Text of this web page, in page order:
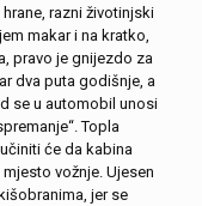
razni životinjski
makar i na kratko,
pravo je gnijezdo za
dva puta godišnje, a
se u automobil unosi
Topla
će da kabina
vožnje. Ujesen
jer se